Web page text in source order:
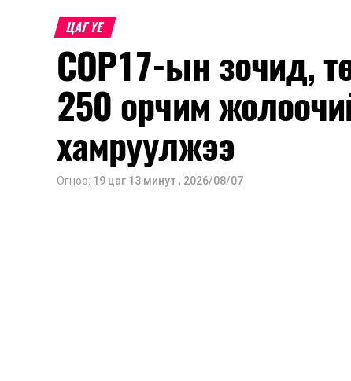
ЦАГ ҮЕ
COP17-ын зочид,
250 орчим
хамруулжээ
Огноо: 19 цаг 13 минут , 2026/08/07